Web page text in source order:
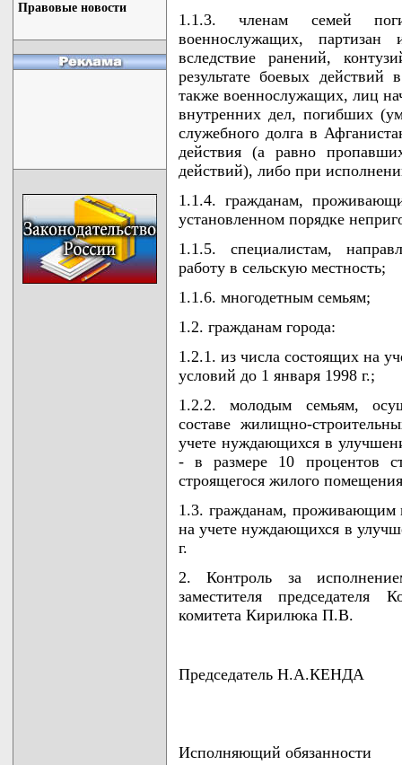
Правовые новости
1.1.3. членам семей
военнослужащих,
вследствие ранений,
результате боевых
также военнослужащих, лиц
внутренних дел, погибших
служебного долга в
действия (а равно
действий), либо при
1.1.4. гражданам,
установленном порядке
1.1.5. специалистам,
работу в сельскую местность;
1.1.6. многодетным семьям;
1.2. гражданам города:
1.2.1. из числа состоящих на
условий до 1 января 1998 г.;
1.2.2. молодым семьям,
составе жилищно-
учете нуждающихся в
- в размере 10 процентов
строящегося жилого
1.3. гражданам, проживающим
на учете нуждающихся в
г.
2. Контроль за
заместителя председателя
комитета Кирилюка П.В.
Председатель Н.А.КЕНДА
Исполняющий обязанности